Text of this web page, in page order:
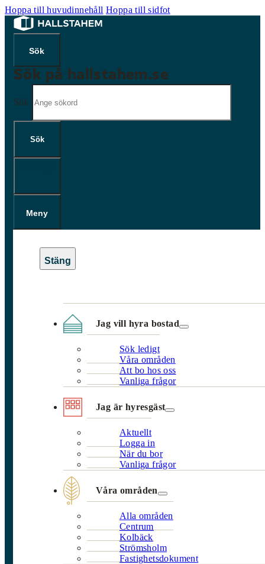
Hoppa till huvudinnehåll Hoppa till sidfot
Sök på hallstahem.se
Sök
Sök
Meny
Jag vill hyra bostad
Sök ledigt
Våra områden
Att bo hos oss
Vanliga frågor
Jag är hyresgäst
Aktuellt
Logga in
När du bor
Vanliga frågor
Våra områden
Alla områden
Centrum
Kolbäck
Strömsholm
Fastighetsdokument